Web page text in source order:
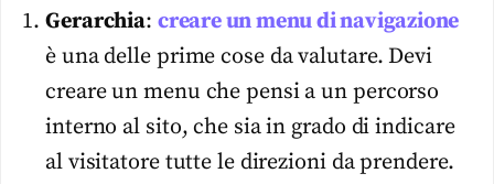
Gerarchia: creare un menu di navigazione
è una delle prime cose da valutare. Devi
creare un menu che pensi a un percorso
interno al sito, che sia in grado di indicare
al visitatore tutte le direzioni da prendere.